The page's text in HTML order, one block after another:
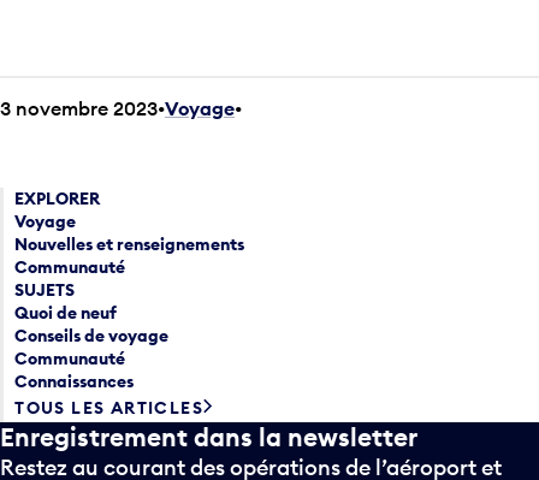
3 novembre 2023 Voyage•
EXPLORER
Voyage
Nouvelles et renseignements
Communauté
SUJETS
Quoi de neuf
Conseils de voyage
Communauté
Connaissances
TOUS LES ARTICLES
Enregistrement dans la newsletter
Restez au courant des opérations de l’aéroport et